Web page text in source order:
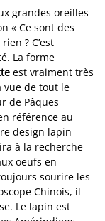
grandes oreilles
« Ce sont des
? C’est
La forme
est vraiment très
vue de tout le
de Pâques
référence au
design lapin
à la recherche
oeufs en
sourire les
Chinois, il
Le lapin est